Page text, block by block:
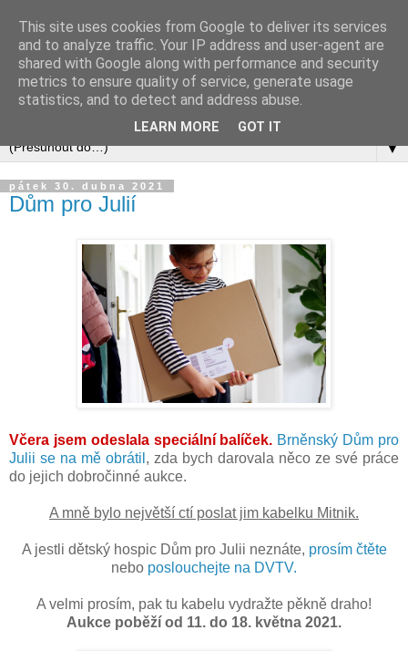
▼
pátek 30. dubna 2021
Dům pro Julií
Včera jsem odeslala speciální balíček. Brněnský Dům pro
Julii se na mě obrátil , zda bych darovala něco ze své práce
do jejich dobročinné aukce.
A mně bylo největší ctí poslat jim kabelku Mitnik.
A jestli dětský hospic Dům pro Julii neznáte, prosím čtěte
nebo poslouchejte na DVTV.
A velmi prosím, pak tu kabelu vydražte pěkně draho!
Aukce poběží od 11. do 18. května 2021.
This site uses cookies from Google to deliver its services
and to analyze traffic. Your IP address and user-agent are
shared with Google along with performance and security
metrics to ensure quality of service, generate usage
statistics, and to detect and address abuse.
LEARN MORE GOT IT